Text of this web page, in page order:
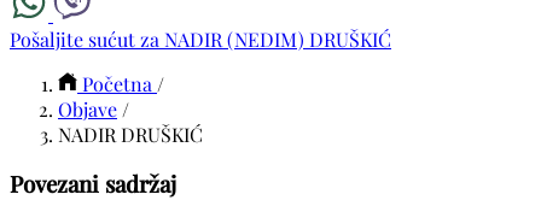
Pošaljite sućut za NADIR (NEDIM) DRUŠKIĆ
Početna /
Objave /
NADIR DRUŠKIĆ
Povezani sadržaj